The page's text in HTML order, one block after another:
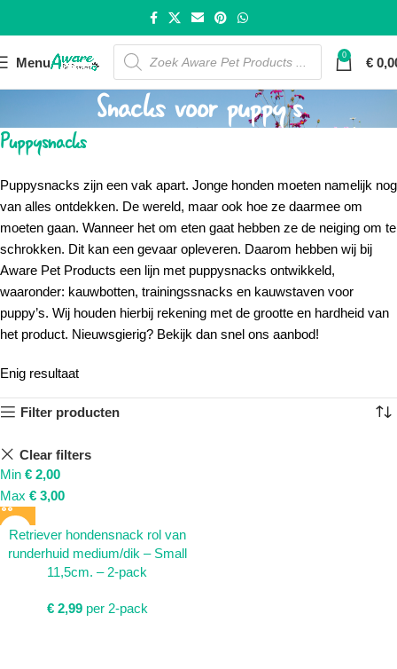
Menu 0 €
Snacks voor puppy’s
Puppysnacks
Puppysnacks zijn een vak apart. Jonge honden moeten namelijk nog
van alles ontdekken. De wereld, maar ook hoe ze daarmee om
moeten gaan. Wanneer het om eten gaat hebben ze de neiging om te
schrokken. Dit kan een gevaar opleveren. Daarom hebben wij bij
Aware Pet Products een lijn met puppysnacks ontwikkeld,
waaronder: kauwbotten, trainingssnacks en kauwstaven voor
puppy’s. Wij houden hierbij rekening met de grootte en hardheid van
het product. Nieuwsgierig? Bekijk dan snel ons aanbod!
Enig resultaat
Filter producten
Clear filters
Min € 2,00
Max € 3,00
Retriever hondensnack rol van
runderhuid medium/dik – Small
11,5cm. – 2-pack
€2,99 per 2-pack